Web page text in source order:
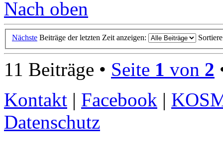
Nach oben
Nächste Beiträge der letzten Zeit anzeigen:
11 Beiträge • Seite 1 von 2
Kontakt | Facebook |
Datenschutz